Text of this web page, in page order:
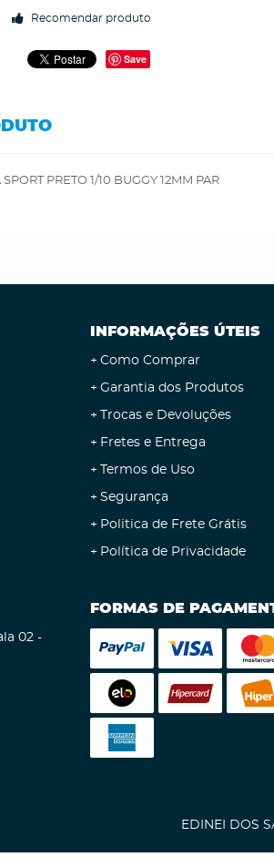
Recomendar produto
Save
PRETO 1/10 BUGGY 12MM PAR
INFORMAÇÕES ÚTEIS
Como Comprar
Garantia dos Produtos
Trocas e Devoluções
Fretes e Entrega
Termos de Uso
Segurança
Politica de Frete Grátis
Política de Privacidade
02 -
FORMAS DE
EDINEI DOS